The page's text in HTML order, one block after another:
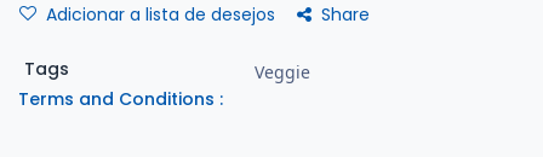
Adicionar a lista de desejos Share
Tags Veggie
Terms and Conditions :